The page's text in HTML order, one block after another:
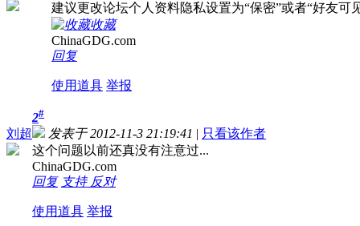
建议更改论坛个人资料隐私设置为“保密”或者“好友可
收藏
ChinaGDG.com
回复
使用道具 举报
刘超
2#
发表于 2012-11-3 21:19:41 | 只看该作者
这个问题以前还真没有注意过...
ChinaGDG.com
回复 支持 反对
使用道具 举报